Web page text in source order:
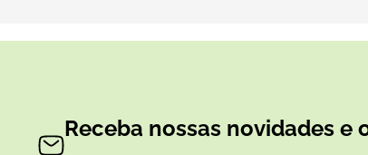
Receba nossas novidades e